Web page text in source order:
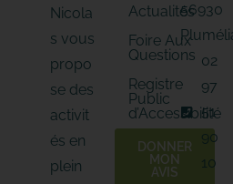
Nicola
s vous
propo
se des
activit
és en
plein
Actualités
Foire Aux
Questions
Registre
Public
d’Accessibilité
DONNER
MON
AVIS
56930
02
97
51
90
10